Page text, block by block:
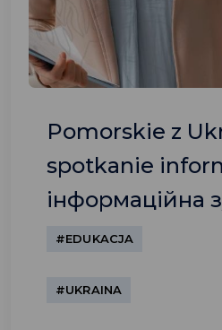
Pomorskie z
spotkanie
інформаційна
#EDUKACJA
#UKRAINA